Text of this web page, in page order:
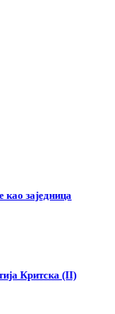
заједница
Критска (II)